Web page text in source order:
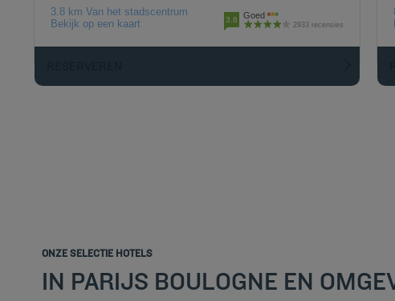
3.8 km Van het stadscentrum
Bekijk op een kaart
3.8 Goed
2933 recensies
ONZE SELECTIE HOTELS
IN PARIJS BOULOGNE EN